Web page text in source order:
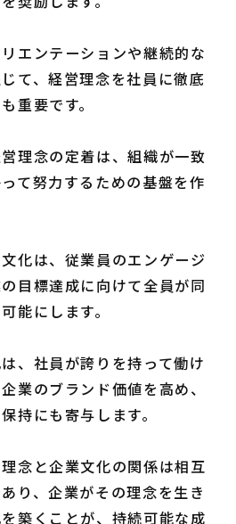
エンテーションや継続的な
て、経営理念を社員に徹底
重要です。
理念の定着は、組織が一致
て努力するための基盤を作
化は、従業員のエンゲージ
目標達成に向けて全員が同
能にします。
、社員が誇りを持って働け
業のブランド価値を高め、
持にも寄与します。
念と企業文化の関係は相互
り、企業がその理念を生き
築くことが、持続可能な成